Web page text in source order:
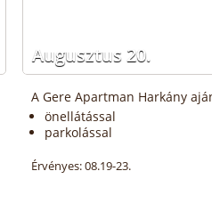
Augusztus 20.
A Gere Apartman Harkány
önellátással
parkolással
Érvényes: 08.19-23.